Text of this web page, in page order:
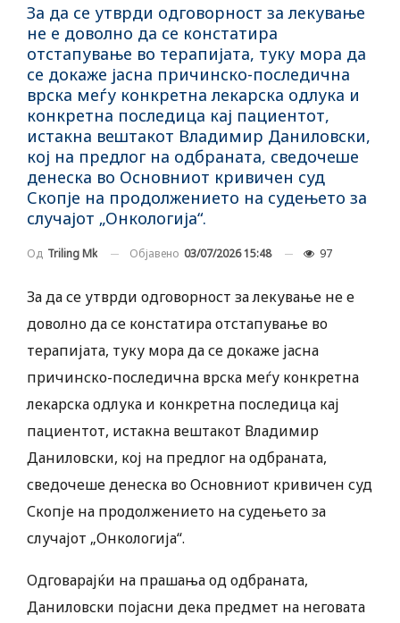
За да се утврди одговорност за лекување
не е доволно да се констатира
отстапување во терапијата, туку мора да
се докаже јасна причинско-последична
врска меѓу конкретна лекарска одлука и
конкретна последица кај пациентот,
истакна вештакот Владимир Даниловски,
кој на предлог на одбраната, сведочеше
денеска во Основниот кривичен суд
Скопје на продолжението на судењето за
случајот „Онкологија“.
Од Triling Mk Објавено 03/07/2026 15:48 97
За да се утврди одговорност за лекување не е
доволно да се констатира отстапување во
терапијата, туку мора да се докаже јасна
причинско-последична врска меѓу конкретна
лекарска одлука и конкретна последица кај
пациентот, истакна вештакот Владимир
Даниловски, кој на предлог на одбраната,
сведочеше денеска во Основниот кривичен суд
Скопје на продолжението на судењето за
случајот „Онкологија“.
Одговарајќи на прашања од одбраната,
Даниловски појасни дека предмет на неговата